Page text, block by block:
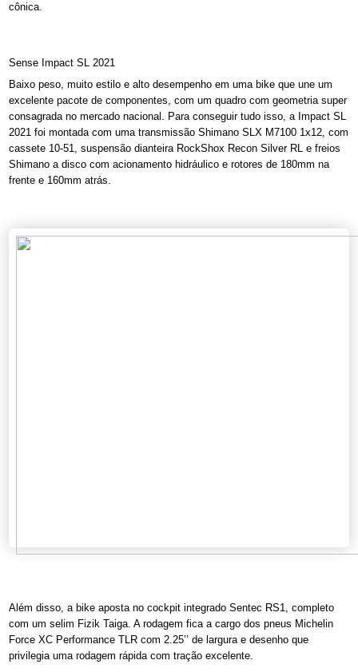
cônica.
Sense Impact SL 2021
Baixo peso, muito estilo e alto desempenho em uma bike que une um
excelente pacote de componentes, com um quadro com geometria super
consagrada no mercado nacional. Para conseguir tudo isso, a Impact SL
2021 foi montada com uma transmissão Shimano SLX M7100 1x12, com
cassete 10-51, suspensão dianteira RockShox Recon Silver RL e freios
Shimano a disco com acionamento hidráulico e rotores de 180mm na
frente e 160mm atrás.
Além disso, a bike aposta no cockpit integrado Sentec RS1, completo
com um selim Fizik Taiga. A rodagem fica a cargo dos pneus Michelin
Force XC Performance TLR com 2.25’’ de largura e desenho que
privilegia uma rodagem rápida com tração excelente.